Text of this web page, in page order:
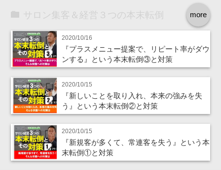
more
サロン集客＆経営３つの本末転倒
2020/10/16
『プラスメニュー提案で、リピート率がダウ
ンする』という本末転倒③と対策
2020/10/15
『新しいことを取り入れ、本来の強みを失
う』という本末転倒②と対策
2020/10/15
『新規客が多くて、常連客を失う』という本
末転倒①と対策